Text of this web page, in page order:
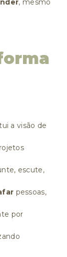
, mesmo
a visão de
escute,
pessoas,
por